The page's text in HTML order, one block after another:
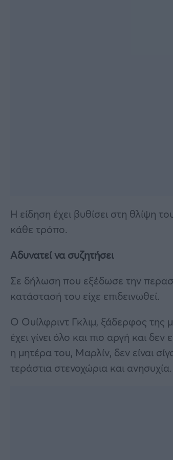
Η είδηση έχει βυθίσει στη θλίψη
κάθε τρόπο.
Αδυνατεί να συζητήσει
Σε δήλωση που εξέδωσε την
κατάστασή του είχε επιδεινωθεί.
Ο Ουίλφριντ Γκλιμ, ξάδερφος
έχει γίνει όλο και πιο αργή και
η μητέρα του, Μαρλίν, δεν είναι
τεράστια στενοχώρια και ανησυχία.